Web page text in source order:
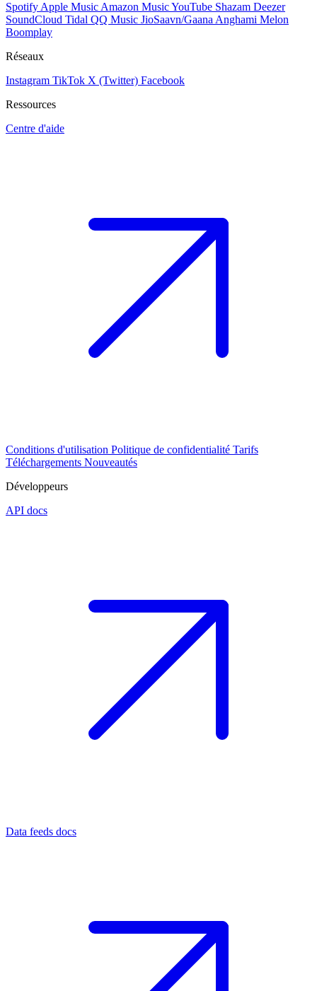
Spotify Apple Music Amazon MusicYouTube Shazam Deezer
SoundCloud Tidal QQ Music JioSaavn/Gaana Anghami Melon
Boomplay
Réseaux
Instagram TikTok X (Twitter) Facebook
Ressources
Centre d'aide
Conditions d'utilisation Politique de confidentialité Tarifs
Téléchargements Nouveautés
Développeurs
API docs
Data feeds docs